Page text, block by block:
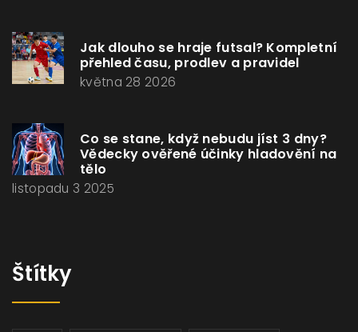
Jak dlouho se hraje futsal? Kompletní
přehled času, prodlev a pravidel
května 28 2026
Co se stane, když nebudu jíst 3 dny?
Vědecky ověřené účinky hladovění na
tělo
listopadu 3 2025
Štítky